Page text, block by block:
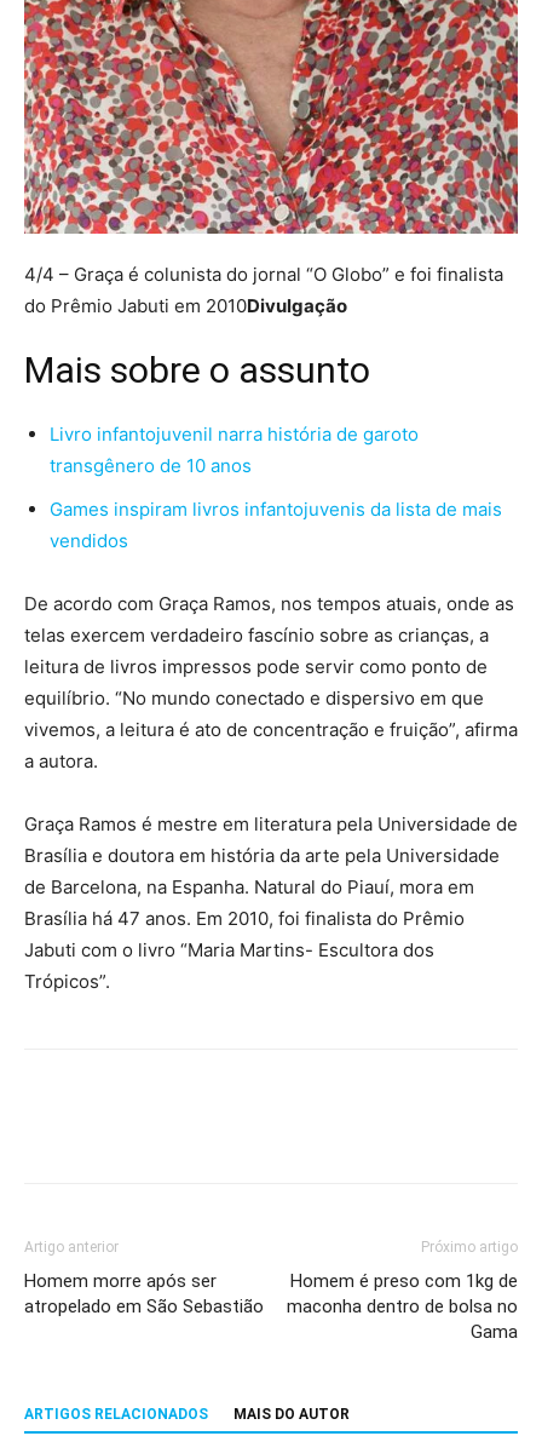
4/4 – Graça é colunista do jornal “O Globo” e foi finalista
do Prêmio Jabuti em 2010Divulgação
Mais sobre o assunto
Livro infantojuvenil narra história de garoto
transgênero de 10 anos
Games inspiram livros infantojuvenis da lista de mais
vendidos
De acordo com Graça Ramos, nos tempos atuais, onde as
telas exercem verdadeiro fascínio sobre as crianças, a
leitura de livros impressos pode servir como ponto de
equilíbrio. “No mundo conectado e dispersivo em que
vivemos, a leitura é ato de concentração e fruição”, afirma
a autora.
Graça Ramos é mestre em literatura pela Universidade de
Brasília e doutora em história da arte pela Universidade
de Barcelona, na Espanha. Natural do Piauí, mora em
Brasília há 47 anos. Em 2010, foi finalista do Prêmio
Jabuti com o livro “Maria Martins- Escultora dos
Trópicos”.
Artigo anterior
Homem morre após ser
atropelado em São Sebastião
Próximo artigo
Homem é preso com 1kg de
maconha dentro de bolsa no
Gama
ARTIGOS RELACIONADOS MAIS DO AUTOR